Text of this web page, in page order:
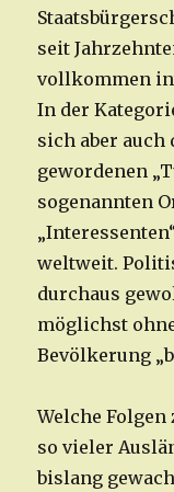
seit
vollkommen
In der
sich aber
gewordenen
sogenannten
weltweit.
durchaus
möglichst
Bevölkerung
Welche
so vieler
bislang